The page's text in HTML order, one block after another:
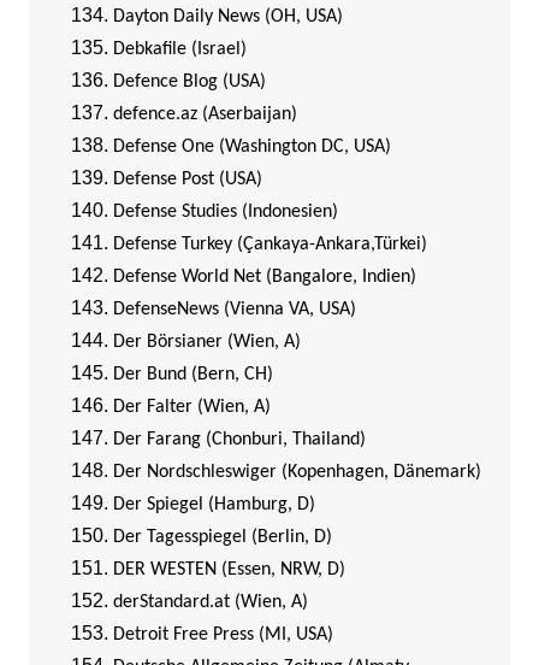
Dayton Daily News (OH, USA)
Debkafile (Israel)
Defence Blog (USA)
defence.az (Aserbaijan)
Defense One (Washington DC, USA)
Defense Post (USA)
Defense Studies (Indonesien)
Defense Turkey (Çankaya-Ankara,Türkei)
Defense World Net (Bangalore, Indien)
DefenseNews (Vienna VA, USA)
Der Börsianer (Wien, A)
Der Bund (Bern, CH)
Der Falter (Wien, A)
Der Farang (Chonburi, Thailand)
Der Nordschleswiger (Kopenhagen, Dänemark)
Der Spiegel (Hamburg, D)
Der Tagesspiegel (Berlin, D)
DER WESTEN (Essen, NRW, D)
derStandard.at (Wien, A)
Detroit Free Press (MI, USA)